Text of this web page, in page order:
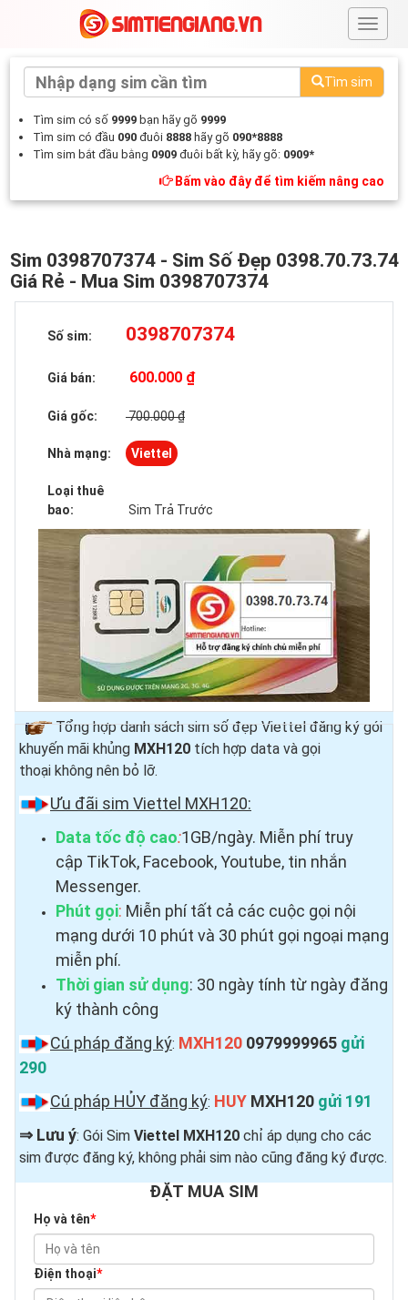
#
Tìm sim
Tìm sim có số 9999 bạn hãy gõ 9999
Tìm sim có đầu 090 đuôi 8888 hãy gõ 090*8888
Tìm sim bắt đầu bằng 0909 đuôi bất kỳ, hãy gõ: 0909*
Bấm vào đây để tìm kiếm nâng cao
Sim 0398707374 - Sim Số Đẹp 0398.70.73.74
Giá Rẻ - Mua Sim 0398707374
Số sim: 0398707374
Giá bán: 600.000 ₫
Giá gốc: 700.000 ₫
Nhà mạng: Viettel
Loại thuê
bao:
Sim Trả Trước
Tổng hợp danh sách sim số đẹp Viettel đăng ký gói
khuyến mãi khủng MXH120 tích hợp data và gọi
thoại không nên bỏ lỡ.
Ưu đãi sim Viettel MXH120:
Data tốc độ cao:1GB/ngày. Miễn phí truy
cập TikTok, Facebook, Youtube, tin nhắn
Messenger.
Phút gọi: Miễn phí tất cả các cuộc gọi nội
mạng dưới 10 phút và 30 phút gọi ngoại mạng
miễn phí.
Thời gian sử dụng: 30 ngày tính từ ngày đăng
ký thành công
Cú pháp đăng ký: MXH120 0979999965 gửi
290
Cú pháp HỦY đăng ký: HUY MXH120 gửi 191
⇒ Lưu ý: Gói Sim Viettel MXH120 chỉ áp dụng cho các
sim được đăng ký, không phải sim nào cũng đăng ký được.
ĐẶT MUA SIM
Họ và tên*
Điện thoại*